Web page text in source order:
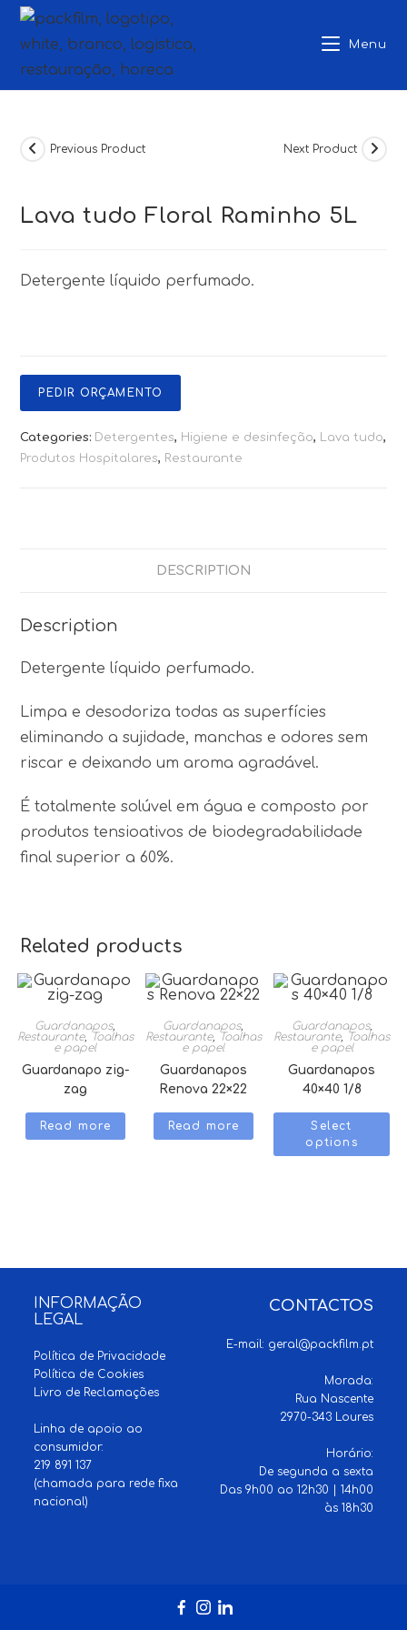
Skip
Menu
Previous Product Next Product
Lava tudo Floral Raminho 5L
Detergente líquido perfumado.
PEDIR ORÇAMENTO
Categories: Detergentes, Higiene e desinfeção, Lava tudo,
Produtos Hospitalares, Restaurante
DESCRIPTION
Description
Detergente líquido perfumado.
Limpa e desodoriza todas as superfícies
eliminando a sujidade, manchas e odores sem
riscar e deixando um aroma agradável.
É totalmente solúvel em água e composto por
produtos tensioativos de biodegradabilidade
final superior a 60%.
Related products
Guardanapos,
Restaurante, Toalhas
e papel
Guardanapo zig-
zag
Read more
Guardanapos,
Restaurante, Toalhas
e papel
Guardanapos
Renova 22×22
Read more
Guardanapos,
Restaurante, Toalhas
e papel
Guardanapos
40×40 1/8
Select
options
INFORMAÇÃO
LEGAL
Política de Privacidade
Política de Cookies
Livro de Reclamações
Linha de apoio ao
consumidor:
219 891 137
(chamada para rede fixa
nacional)
CONTACTOS
E-mail: geral@packfilm.pt
Morada:
Rua Nascente
2970-343 Loures
Horário:
De segunda a sexta
Das 9h00 ao 12h30 | 14h00
às 18h30